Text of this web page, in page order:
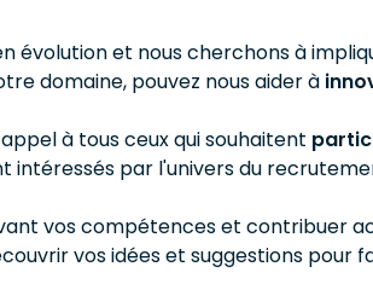
et nous cherchons à
domaine, pouvez nous aider à
à tous ceux qui souhaitent
intéressés par l'univers du
vos compétences et contribuer
vos idées et suggestions pour